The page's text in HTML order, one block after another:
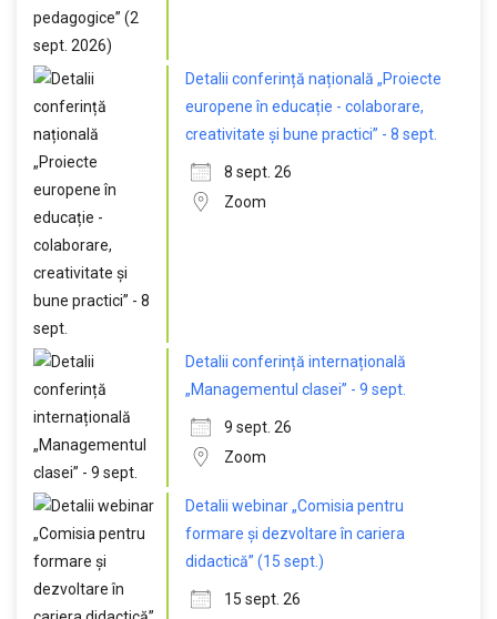
Detalii conferință națională „Proiecte
europene în educație - colaborare,
creativitate și bune practici” - 8 sept.
8 sept. 26
Zoom
Detalii conferință internațională
„Managementul clasei” - 9 sept.
9 sept. 26
Zoom
Detalii webinar „Comisia pentru
formare și dezvoltare în cariera
didactică” (15 sept.)
15 sept. 26